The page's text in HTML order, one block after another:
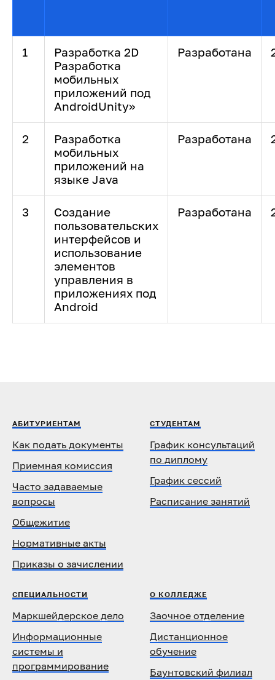
1 Разработка 2D
Разработка
мобильных
приложений под
AndroidUnity»
Разработана
2
Разработка
мобильных
приложений на
языке Java
Разработана
3
Создание
пользовательских
интерфейсов и
использование
элементов
управления в
приложениях под
Android
Разработана
АБИТУРИЕНТАМ
Как подать документы
Приемная комиссия
Часто задаваемые
вопросы
Общежитие
Нормативные акты
Приказы о зачислении
СТУДЕНТАМ
График консультаций
по диплому
График сессий
Расписание занятий
СПЕЦИАЛЬНОСТИ
Маркшейдерское дело
Информационные
системы и
программирование
О КОЛЛЕДЖЕ
Заочное отделение
Дистанционное
обучение
Баунтовский филиал